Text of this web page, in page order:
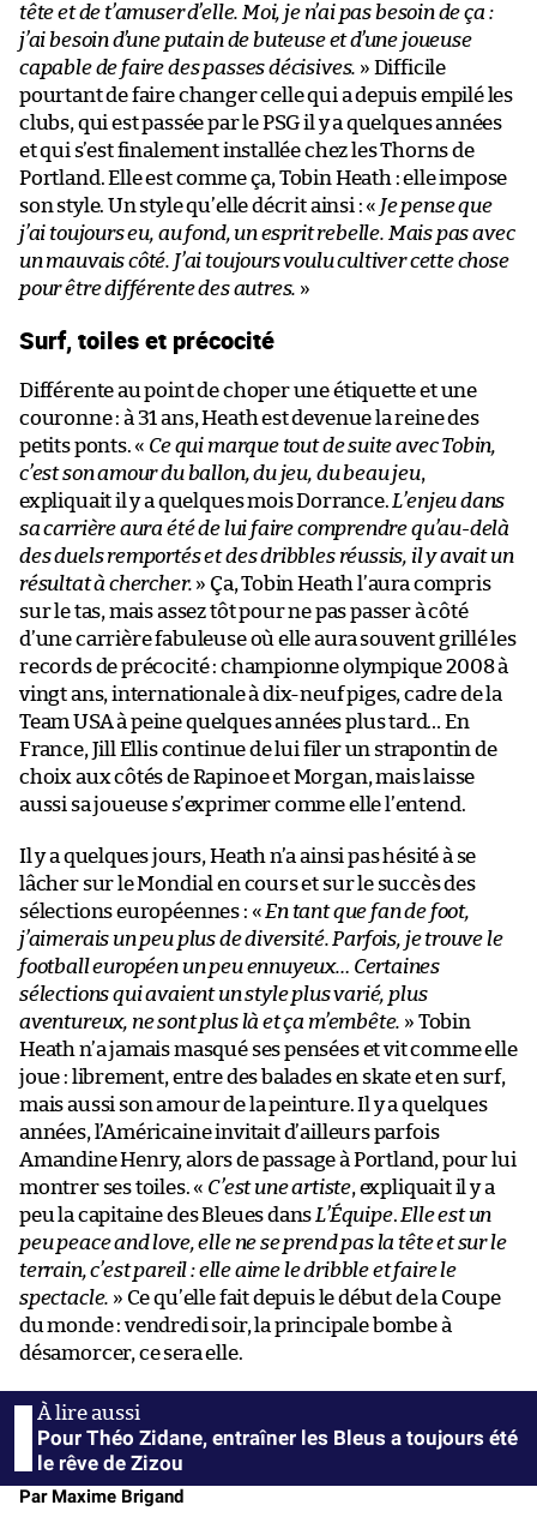
tête et de t’amuser d’elle. Moi, je n’ai pas besoin de ça :
j’ai besoin d’une putain de buteuse et d’une joueuse
capable de faire des passes décisives. » Difficile
pourtant de faire changer celle qui a depuis empilé les
clubs, qui est passée par le PSG il y a quelques années
et qui s’est finalement installée chez les Thorns de
Portland. Elle est comme ça, Tobin Heath : elle impose
son style. Un style qu’elle décrit ainsi : « Je pense que
j’ai toujours eu, au fond, un esprit rebelle. Mais pas avec
un mauvais côté. J’ai toujours voulu cultiver cette chose
pour être différente des autres. »
Surf, toiles et précocité
Différente au point de choper une étiquette et une
couronne : à 31 ans, Heath est devenue la reine des
petits ponts. « Ce qui marque tout de suite avec Tobin,
c’est son amour du ballon, du jeu, du beau jeu,
expliquait il y a quelques mois Dorrance. L’enjeu dans
sa carrière aura été de lui faire comprendre qu’au-delà
des duels remportés et des dribbles réussis, il y avait un
résultat à chercher. » Ça, Tobin Heath l’aura compris
sur le tas, mais assez tôt pour ne pas passer à côté
d’une carrière fabuleuse où elle aura souvent grillé les
records de précocité : championne olympique 2008 à
vingt ans, internationale à dix-neuf piges, cadre de la
Team USA à peine quelques années plus tard… En
France, Jill Ellis continue de lui filer un strapontin de
choix aux côtés de Rapinoe et Morgan, mais laisse
aussi sa joueuse s’exprimer comme elle l’entend.
Il y a quelques jours, Heath n’a ainsi pas hésité à se
lâcher sur le Mondial en cours et sur le succès des
sélections européennes : « En tant que fan de foot,
j’aimerais un peu plus de diversité. Parfois, je trouve le
football européen un peu ennuyeux… Certaines
sélections qui avaient un style plus varié, plus
aventureux, ne sont plus là et ça m’embête. » Tobin
Heath n’a jamais masqué ses pensées et vit comme elle
joue : librement, entre des balades en skate et en surf,
mais aussi son amour de la peinture. Il y a quelques
années, l’Américaine invitait d’ailleurs parfois
Amandine Henry, alors de passage à Portland, pour lui
montrer ses toiles. « C’est une artiste, expliquait il y a
peu la capitaine des Bleues dans L’Équipe. Elle est un
peu peace and love, elle ne se prend pas la tête et sur le
terrain, c’est pareil : elle aime le dribble et faire le
spectacle. » Ce qu’elle fait depuis le début de la Coupe
du monde : vendredi soir, la principale bombe à
désamorcer, ce sera elle.
Pour Théo Zidane, entraîner les Bleus a toujours été
le rêve de Zizou
Par Maxime Brigand